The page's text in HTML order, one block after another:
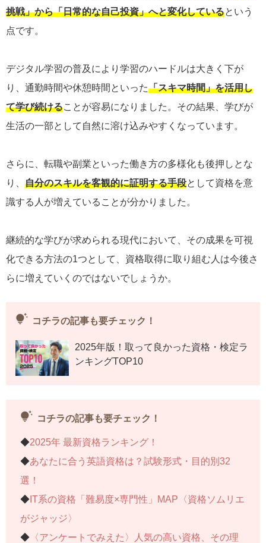
挑戦」から「日常的な自己投資」へと変化しているという
点です。
デジタル学習の普及により学習のハードルは大きく下が
り、通勤時間や休憩時間といった「スキマ時間」を活用し
て学び続けることが容易になりました。その結果、学びが
生活の一部として自然に溶け込みやすくなっています。
さらに、転職や副業といった働き方の多様化も後押しとな
り、 自分のスキルを客観的に証明する手段として資格を意
識する人が増えていることが分かりました。
継続的な学びが求められる現代において、その成果を可視
化できる方法の1つとして、資格取得に取り組む人は今後さ
らに増えていくのではないでしょうか。
tips_and_updates コチラの記事も要チェック！
2025年版！取って良かった資格・検定ラ
ンキングTOP10
tips_and_updates コチラの記事も要チェック！
◆2025年 最新資格ランキング！
◆あなたに合う英語資格は？試験形式・目的別32
選！
◆ IT系の資格「難易度×専門性」MAP〈資格ソムリエ
がジャッジ〉
◆ 〈アンケートでみえた〉人気の高い資格、その理